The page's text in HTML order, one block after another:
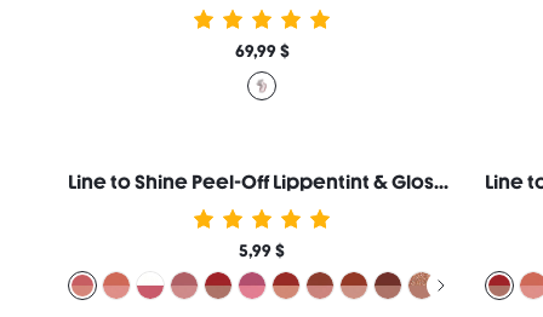
69,99 $
Line to Shine Peel-Off Lippentint & Gloss Duo-113 Rose Latte 2-in-1 Langanhaltende Combo Flüssiger Lippenstift Lippenkonturenstift Marken-Schönheit Kosmetik Make-up für Frauen und Mädchen
5,99 $